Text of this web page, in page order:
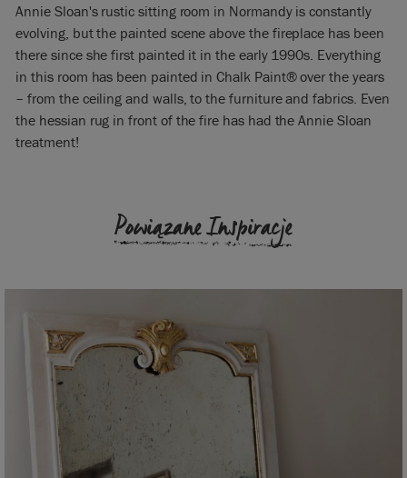
Annie Sloan's rustic sitting room in Normandy is constantly
evolving, but the painted scene above the fireplace has been
there since she first painted it in the early 1990s. Everything
in this room has been painted in Chalk Paint® over the years
– from the ceiling and walls, to the furniture and fabrics. Even
the hessian rug in front of the fire has had the Annie Sloan
treatment!
Powiązane Inspiracje